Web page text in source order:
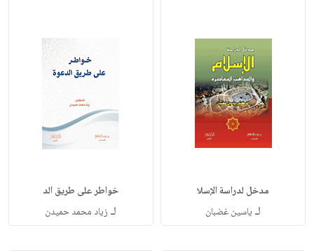
مدخل لدراسة الإسلا
لـ ياسين غضبان
خواطر على طريق الد
لـ زياد محمد حميدن